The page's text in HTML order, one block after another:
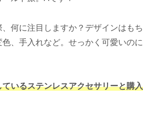
何に注目しますか？デザインはも
、手入れなど。せっかく可愛いの
いるステンレスアクセサリーと購